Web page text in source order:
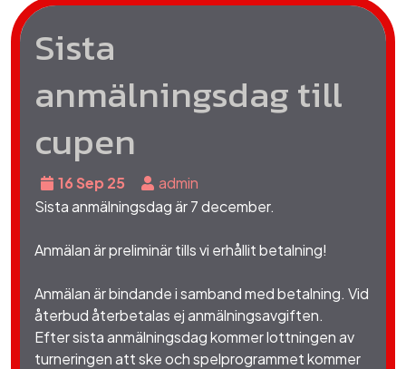
Sista
anmälningsdag till
cupen
16 Sep 25
admin
Sista anmälningsdag är 7 december.
Anmälan är preliminär tillsvi erhållit betalning!
Anmälan är bindande i samband med betalning. Vid
återbud återbetalas ej anmälningsavgiften.
Efter sista anmälningsdag kommer lottningen av
turneringen att ske och spelprogrammet kommer